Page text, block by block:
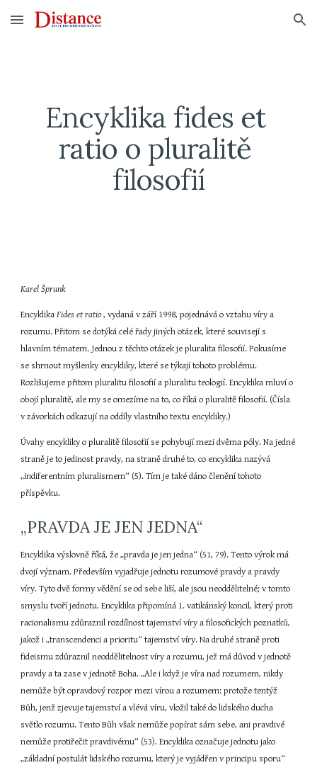
Skip to main content Skip to navigation
Encyklika fides et
ratio o pluralitě
filosofií
Karel Šprunk
Encyklika Fides et ratio , vydaná v září 1998, pojednává o vztahu víry a
rozumu. Přitom se dotýká celé řady jiných otázek, které souvisejí s
hlavním tématem. Jednou z těchto otázek je pluralita filosofií. Pokusíme
se shrnout myšlenky encykliky, které se týkají tohoto problému.
Rozlišujeme přitom pluralitu filosofií a pluralitu teologií. Encyklika mluví o
obojí pluralitě, ale my se omezíme na to, co říká o pluralitě filosofií. (Čísla
v závorkách odkazují na oddíly vlastního textu encykliky.)
Úvahy encykliky o pluralitě filosofií se pohybují mezi dvěma póly. Na jedné
straně je to jedinost pravdy, na straně druhé to, co encyklika nazývá
„indiferentním pluralismem“ (5). Tím je také dáno členění tohoto
příspěvku.
„PRAVDA JE JEN JEDNA“
Encyklika výslovně říká, že „pravda je jen jedna“ (51, 79). Tento výrok má
dvojí význam. Především vyjadřuje jednotu rozumové pravdy a pravdy
víry. Tyto dvě formy vědění se od sebe liší, ale jsou neoddělitelné; v tomto
smyslu tvoří jednotu. Encyklika připomíná 1. vatikánský koncil, který proti
racionalismu zdůraznil rozdílnost tajemství víry a filosofických poznatků,
jakož i „transcendenci a prioritu“ tajemství víry. Na druhé straně proti
fideismu zdůraznil neoddělitelnost víry a rozumu, jež má důvod v jednotě
pravdy a ta zase v jednotě Boha. „Ale i když je víra nad rozumem, nikdy
nemůže být opravdový rozpor mezi vírou a rozumem: protože tentýž
Bůh, jenž zjevuje tajemství a vlévá víru, vložil také do lidského ducha
světlo rozumu. Tento Bůh však nemůže popírat sám sebe, ani pravdivé
nemůže protiřečit pravdivému“ (53). Encyklika označuje jednotu jako
„základní postulát lidského rozumu, který je vyjádřen v principu sporu“